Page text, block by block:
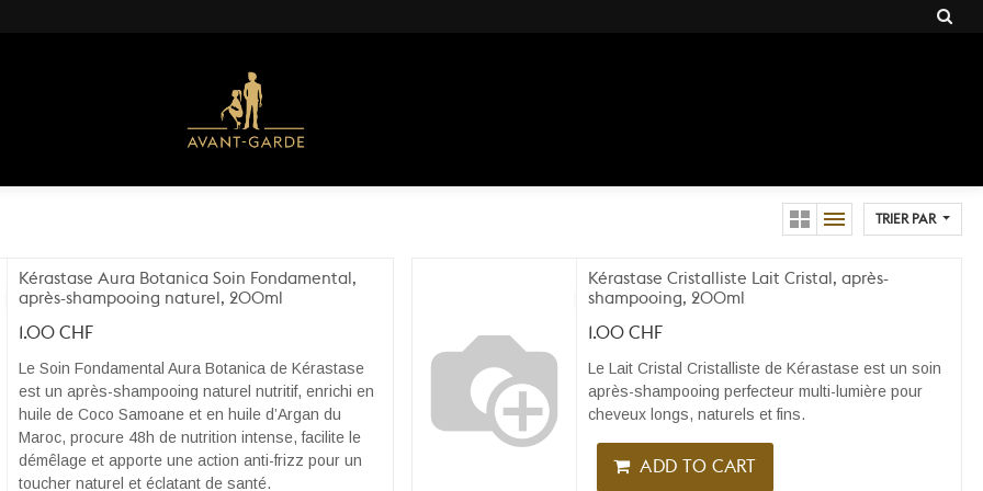
TRIER PAR
Kérastase Aura Botanica Soin Fondamental,
après-shampooing naturel, 200ml
1.00 CHF
Le Soin Fondamental Aura Botanica de Kérastase
est un après-shampooing naturel nutritif, enrichi en
huile de Coco Samoane et en huile d’Argan du
Maroc, procure 48h de nutrition intense, facilite le
démêlage et apporte une action anti-frizz pour un
toucher naturel et éclatant de santé.
Kérastase Cristalliste Lait Cristal, après-
shampooing, 200ml
1.00CHF
Le Lait Cristal Cristalliste de Kérastase est un soin
après-shampooing perfecteur multi-lumière pour
cheveux longs, naturels et fins.
ADD TO CART